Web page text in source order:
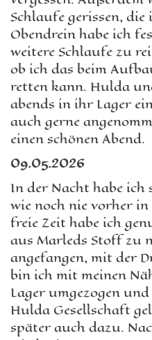
Schlaufe gerissen,
Obendrein habe ich
weitere Schlaufe zu
ob ich das beim
retten kann. Hulda
abends in ihr Lager
auch gerne
einen schönen Abend.
09.05.2026
In der Nacht habe ich
wie noch nie vorher in
freie Zeit habe ich
aus Marleds Stoff zu
angefangen, mit der
bin ich mit meinen
Lager umgezogen
Hulda Gesellschaft
später auch dazu.